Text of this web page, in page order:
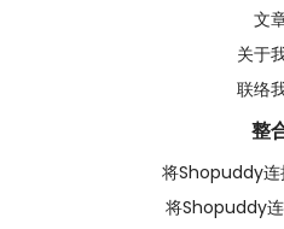
文
关于
联络
整
将Shopuddy连
将Shopuddy